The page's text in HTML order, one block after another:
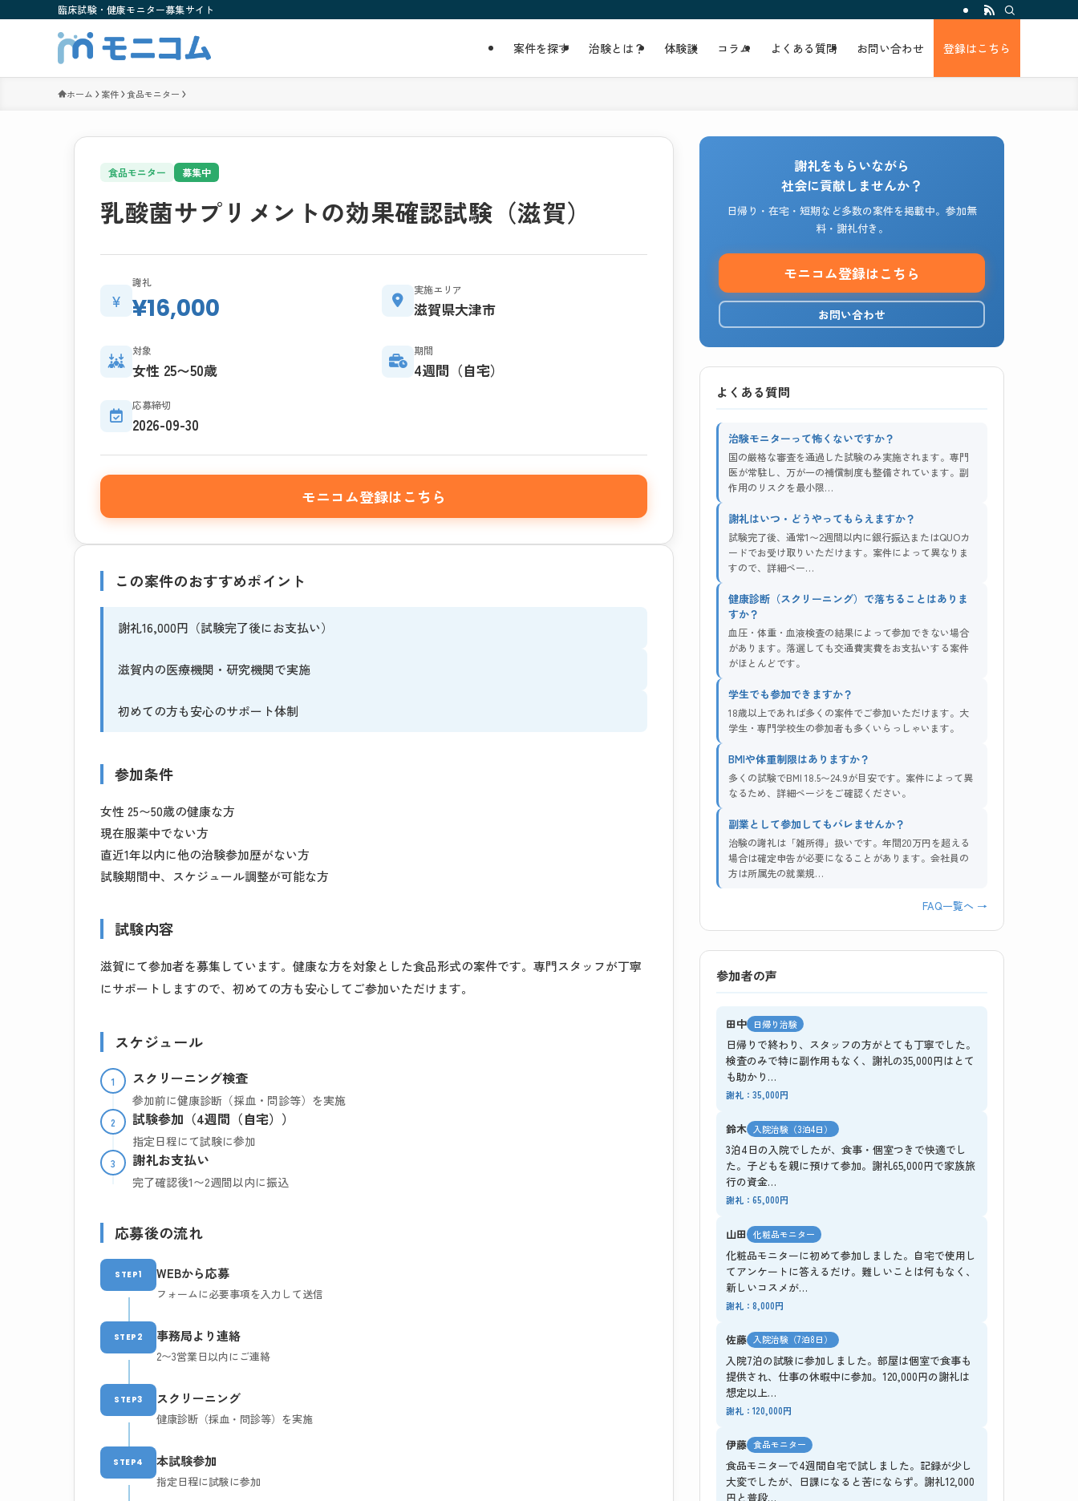
臨床試験・健康モニター募集サイト
案件を探す 治験とは？ 体験談 コラム よくある質問 お問い合わせ 登録はこちら
ホーム 案件 食品モニター
食品モニター 募集中
乳酸菌サプリメントの効果確認試験（滋賀）
¥
謝礼
¥16,000
実施エリア
滋賀県大津市
対象
女性 25〜50歳
期間
4週間（自宅）
応募締切
2026-09-30
モニコム登録はこちら
この案件のおすすめポイント
謝礼16,000円（試験完了後にお支払い）
滋賀内の医療機関・研究機関で実施
初めての方も安心のサポート体制
参加条件
女性 25〜50歳の健康な方
現在服薬中でない方
直近1年以内に他の治験参加歴がない方
試験期間中、スケジュール調整が可能な方
試験内容
滋賀にて参加者を募集しています。健康な方を対象とした食品形式の案件です。専門スタッフが丁寧
にサポートしますので、初めての方も安心してご参加いただけます。
スケジュール
1 スクリーニング検査
参加前に健康診断（採血・問診等）を実施
2 試験参加（4週間（自宅））
指定日程にて試験に参加
3 謝礼お支払い
完了確認後1〜2週間以内に振込
応募後の流れ
STEP1 WEBから応募
フォームに必要事項を入力して送信
STEP2 事務局より連絡
2〜3営業日以内にご連絡
STEP3 スクリーニング
健康診断（採血・問診等）を実施
STEP4 本試験参加
指定日程に試験に参加
謝礼をもらいながら
社会に貢献しませんか？
日帰り・在宅・短期など多数の案件を掲載中。参加無
料・謝礼付き。
モニコム登録はこちら
お問い合わせ
よくある質問
治験モニターって怖くないですか？
国の厳格な審査を通過した試験のみ実施されます。専門
医が常駐し、万が一の補償制度も整備されています。副
作用のリスクを最小限…
謝礼はいつ・どうやってもらえますか？
試験完了後、通常1〜2週間以内に銀行振込またはQUOカ
ードでお受け取りいただけます。案件によって異なりま
すので、詳細ペー…
健康診断（スクリーニング）で落ちることはありま
すか？
血圧・体重・血液検査の結果によって参加できない場合
があります。落選しても交通費実費をお支払いする案件
がほとんどです。
学生でも参加できますか？
18歳以上であれば多くの案件でご参加いただけます。大
学生・専門学校生の参加者も多くいらっしゃいます。
BMIや体重制限はありますか？
多くの試験でBMI 18.5〜24.9が目安です。案件によって異
なるため、詳細ページをご確認ください。
副業として参加してもバレませんか？
治験の謝礼は「雑所得」扱いです。年間20万円を超える
場合は確定申告が必要になることがあります。会社員の
方は所属先の就業規…
FAQ一覧へ →
参加者の声
田中 日帰り治験
日帰りで終わり、スタッフの方がとても丁寧でした。
検査のみで特に副作用もなく、謝礼の35,000円はとて
も助かり…
謝礼：35,000円
鈴木 入院治験（3泊4日）
3泊4日の入院でしたが、食事・個室つきで快適でし
た。子どもを親に預けて参加。謝礼65,000円で家族旅
行の資金…
謝礼：65,000円
山田 化粧品モニター
化粧品モニターに初めて参加しました。自宅で使用し
てアンケートに答えるだけ。難しいことは何もなく、
新しいコスメが…
謝礼：8,000円
佐藤 入院治験（7泊8日）
入院7泊の試験に参加しました。部屋は個室で食事も
提供され、仕事の休暇中に参加。120,000円の謝礼は
想定以上…
謝礼：120,000円
伊藤 食品モニター
食品モニターで4週間自宅で試しました。記録が少し
大変でしたが、日課になると苦にならず。謝礼12,000
円と普段…